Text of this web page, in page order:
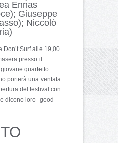
Ennas
Giuseppe
Niccolò
Don’t Surf alle 19,00
presso il
quartetto
porterà una ventata
del festival con
dicono loro- good